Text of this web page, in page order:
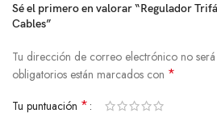
Sé el primero en valorar “Regulador
Cables”
Tu dirección de correo electrónico no
obligatorios están marcados con *
Tu puntuación *